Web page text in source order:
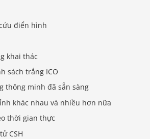
điển hình
khai thác
sách trắng ICO
thông minh đã sẵn sàng
khác nhau và nhiều hơn nữa
thời gian thực
CSH